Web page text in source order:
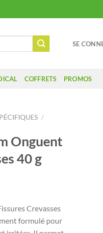
SE
COFFRETS PROMOS
/
Onguent
40 g
Crevasses
formulé pour